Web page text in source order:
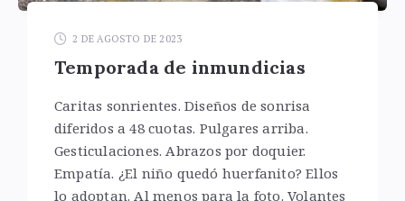
2 DE AGOSTO DE 2023
Temporada de inmundicias
Caritas sonrientes. Diseños de sonrisa
diferidos a 48 cuotas. Pulgares arriba.
Gesticulaciones. Abrazos por doquier.
Empatía. ¿El niño quedó huerfanito? Ellos
lo adoptan. Al menos para la foto. Volantes